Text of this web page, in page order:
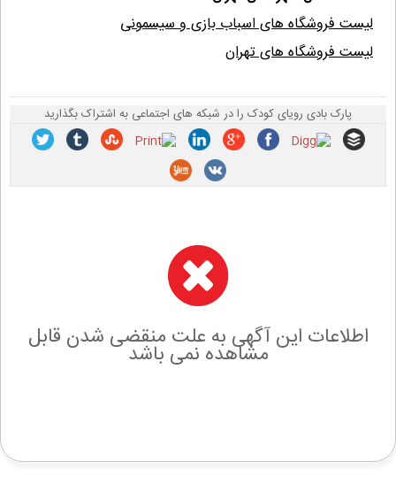
لیست فروشگاه های اسباب بازی و سیسمونی
لیست فروشگاه های تهران
پارک بادی رویای کودک را در شبکه های اجتماعی به اشتراک بگذارید
اطلاعات این آگهی به علت منقضی شدن قابل
مشاهده نمی باشد